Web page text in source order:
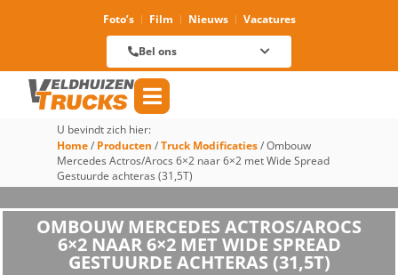
Foto’s Film Nieuws Vacatures
Bel ons
U bevindt zich hier:
Home/ Producten /Truck Modificaties/Ombouw
Mercedes Actros/Arocs 6×2 naar 6×2 met Wide Spread
Gestuurde achteras (31,5T)
OMBOUW MERCEDES ACTROS/AROCS
6×2 NAAR 6×2 MET WIDE SPREAD
GESTUURDE ACHTERAS (31,5T)